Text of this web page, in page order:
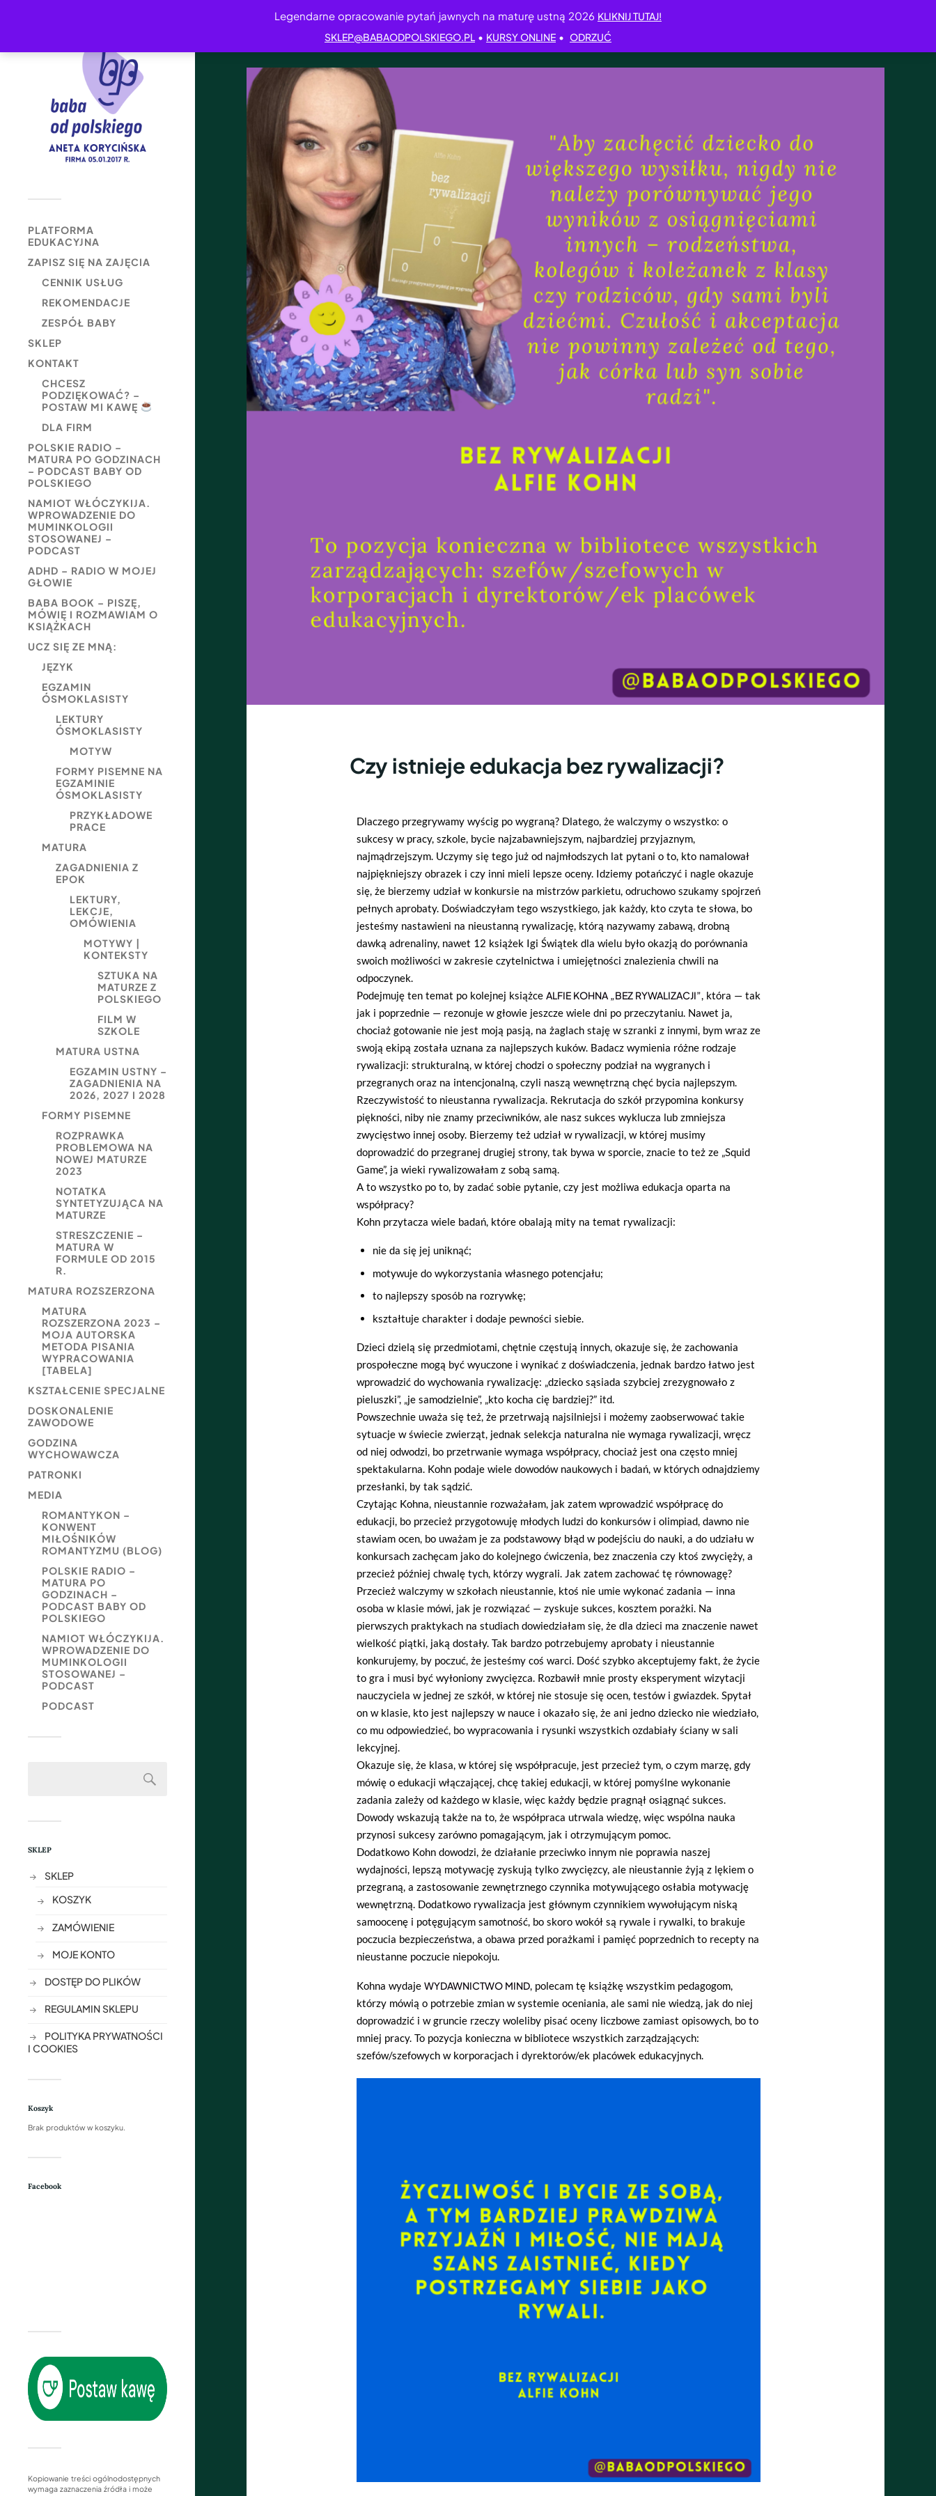
Legendarne opracowanie pytań jawnych na maturę ustną 2026 KLIKNIJ TUTAJ!
SKLEP@BABAODPOLSKIEGO.PL • KURSY ONLINE • ODRZUĆ
PLATFORMA
EDUKACYJNA
ZAPISZ SIĘ NA ZAJĘCIA
CENNIK USŁUG
REKOMENDACJE
ZESPÓŁ BABY
SKLEP
KONTAKT
CHCESZ
PODZIĘKOWAĆ? –
POSTAW MI KAWĘ
DLA FIRM
POLSKIE RADIO –
MATURA PO GODZINACH
– PODCAST BABY OD
POLSKIEGO
NAMIOT WŁÓCZYKIJA.
WPROWADZENIE DO
MUMINKOLOGII
STOSOWANEJ –
PODCAST
ADHD – RADIO W MOJEJ
GŁOWIE
BABA BOOK – PISZĘ,
MÓWIĘ I ROZMAWIAM O
KSIĄŻKACH
UCZ SIĘ ZE MNĄ:
JĘZYK
EGZAMIN
ÓSMOKLASISTY
LEKTURY
ÓSMOKLASISTY
MOTYW
FORMY PISEMNE NA
EGZAMINIE
ÓSMOKLASISTY
PRZYKŁADOWE
PRACE
MATURA
ZAGADNIENIA Z
EPOK
LEKTURY,
LEKCJE,
OMÓWIENIA
MOTYWY |
KONTEKSTY
SZTUKA NA
MATURZE Z
POLSKIEGO
FILM W
SZKOLE
MATURA USTNA
EGZAMIN USTNY –
ZAGADNIENIA NA
2026, 2027 I 2028
FORMY PISEMNE
ROZPRAWKA
PROBLEMOWA NA
NOWEJ MATURZE
2023
NOTATKA
SYNTETYZUJĄCA NA
MATURZE
STRESZCZENIE –
MATURA W
FORMULE OD 2015
R.
MATURA ROZSZERZONA
MATURA
ROZSZERZONA 2023 –
MOJA AUTORSKA
METODA PISANIA
WYPRACOWANIA
[TABELA]
KSZTAŁCENIE SPECJALNE
DOSKONALENIE
ZAWODOWE
GODZINA
WYCHOWAWCZA
PATRONKI
MEDIA
ROMANTYKON –
KONWENT
MIŁOŚNIKÓW
ROMANTYZMU (BLOG)
POLSKIE RADIO –
MATURA PO
GODZINACH –
PODCAST BABY OD
POLSKIEGO
NAMIOT WŁÓCZYKIJA.
WPROWADZENIE DO
MUMINKOLOGII
STOSOWANEJ –
PODCAST
PODCAST
SKLEP
SKLEP
KOSZYK
ZAMÓWIENIE
MOJE KONTO
DOSTĘP DO PLIKÓW
REGULAMIN SKLEPU
POLITYKA PRYWATNOŚCI
I COOKIES
Koszyk
Brak produktów w koszyku.
Facebook
Kopiowanie treści ogólnodostępnych
wymaga zaznaczenia źródła i może
Czy istnieje edukacja bez rywalizacji?
Dlaczego przegrywamy wyścig po wygraną? Dlatego, że walczymy o wszystko: o
sukcesy w pracy, szkole, bycie najzabawniejszym, najbardziej przyjaznym,
najmądrzejszym. Uczymy się tego już od najmłodszych lat pytani o to, kto namalował
najpiękniejszy obrazek i czy inni mieli lepsze oceny. Idziemy potańczyć i nagle okazuje
się, że bierzemy udział w konkursie na mistrzów parkietu, odruchowo szukamy spojrzeń
pełnych aprobaty. Doświadczyłam tego wszystkiego, jak każdy, kto czyta te słowa, bo
jesteśmy nastawieni na nieustanną rywalizację, którą nazywamy zabawą, drobną
dawką adrenaliny, nawet 12 książek Igi Świątek dla wielu było okazją do porównania
swoich możliwości w zakresie czytelnictwa i umiejętności znalezienia chwili na
odpoczynek.
Podejmuję ten temat po kolejnej książce ALFIE KOHNA „BEZ RYWALIZACJI”, która — tak
jak i poprzednie — rezonuje w głowie jeszcze wiele dni po przeczytaniu. Nawet ja,
chociaż gotowanie nie jest moją pasją, na żaglach staję w szranki z innymi, bym wraz ze
swoją ekipą została uznana za najlepszych kuków. Badacz wymienia różne rodzaje
rywalizacji: strukturalną, w której chodzi o społeczny podział na wygranych i
przegranych oraz na intencjonalną, czyli naszą wewnętrzną chęć bycia najlepszym.
Rzeczywistość to nieustanna rywalizacja. Rekrutacja do szkół przypomina konkursy
piękności, niby nie znamy przeciwników, ale nasz sukces wyklucza lub zmniejsza
zwycięstwo innej osoby. Bierzemy też udział w rywalizacji, w której musimy
doprowadzić do przegranej drugiej strony, tak bywa w sporcie, znacie to też ze „Squid
Game”, ja wieki rywalizowałam z sobą samą.
A to wszystko po to, by zadać sobie pytanie, czy jest możliwa edukacja oparta na
współpracy?
Kohn przytacza wiele badań, które obalają mity na temat rywalizacji:
nie da się jej uniknąć;
motywuje do wykorzystania własnego potencjału;
to najlepszy sposób na rozrywkę;
kształtuje charakter i dodaje pewności siebie.
Dzieci dzielą się przedmiotami, chętnie częstują innych, okazuje się, że zachowania
prospołeczne mogą być wyuczone i wynikać z doświadczenia, jednak bardzo łatwo jest
wprowadzić do wychowania rywalizację: „dziecko sąsiada szybciej zrezygnowało z
pieluszki”, „je samodzielnie”, „kto kocha cię bardziej?” itd.
Powszechnie uważa się też, że przetrwają najsilniejsi i możemy zaobserwować takie
sytuacje w świecie zwierząt, jednak selekcja naturalna nie wymaga rywalizacji, wręcz
od niej odwodzi, bo przetrwanie wymaga współpracy, chociaż jest ona często mniej
spektakularna. Kohn podaje wiele dowodów naukowych i badań, w których odnajdziemy
przesłanki, by tak sądzić.
Czytając Kohna, nieustannie rozważałam, jak zatem wprowadzić współpracę do
edukacji, bo przecież przygotowuję młodych ludzi do konkursów i olimpiad, dawno nie
stawiam ocen, bo uważam je za podstawowy błąd w podejściu do nauki, a do udziału w
konkursach zachęcam jako do kolejnego ćwiczenia, bez znaczenia czy ktoś zwycięży, a
przecież później chwalę tych, którzy wygrali. Jak zatem zachować tę równowagę?
Przecież walczymy w szkołach nieustannie, ktoś nie umie wykonać zadania — inna
osoba w klasie mówi, jak je rozwiązać — zyskuje sukces, kosztem porażki. Na
pierwszych praktykach na studiach dowiedziałam się, że dla dzieci ma znaczenie nawet
wielkość piątki, jaką dostały. Tak bardzo potrzebujemy aprobaty i nieustannie
konkurujemy, by poczuć, że jesteśmy coś warci. Dość szybko akceptujemy fakt, że życie
to gra i musi być wyłoniony zwycięzca. Rozbawił mnie prosty eksperyment wizytacji
nauczyciela w jednej ze szkół, w której nie stosuje się ocen, testów i gwiazdek. Spytał
on w klasie, kto jest najlepszy w nauce i okazało się, że ani jedno dziecko nie wiedziało,
co mu odpowiedzieć, bo wypracowania i rysunki wszystkich ozdabiały ściany w sali
lekcyjnej.
Okazuje się, że klasa, w której się współpracuje, jest przecież tym, o czym marzę, gdy
mówię o edukacji włączającej, chcę takiej edukacji, w której pomyślne wykonanie
zadania zależy od każdego w klasie, więc każdy będzie pragnął osiągnąć sukces.
Dowody wskazują także na to, że współpraca utrwala wiedzę, więc wspólna nauka
przynosi sukcesy zarówno pomagającym, jak i otrzymującym pomoc.
Dodatkowo Kohn dowodzi, że działanie przeciwko innym nie poprawia naszej
wydajności, lepszą motywację zyskują tylko zwycięzcy, ale nieustannie żyją z lękiem o
przegraną, a zastosowanie zewnętrznego czynnika motywującego osłabia motywację
wewnętrzną. Dodatkowo rywalizacja jest głównym czynnikiem wywołującym niską
samoocenę i potęgującym samotność, bo skoro wokół są rywale i rywalki, to brakuje
poczucia bezpieczeństwa, a obawa przed porażkami i pamięć poprzednich to recepty na
nieustanne poczucie niepokoju.
Kohna wydaje WYDAWNICTWO MIND, polecam tę książkę wszystkim pedagogom,
którzy mówią o potrzebie zmian w systemie oceniania, ale sami nie wiedzą, jak do niej
doprowadzić i w gruncie rzeczy woleliby pisać oceny liczbowe zamiast opisowych, bo to
mniej pracy. To pozycja konieczna w bibliotece wszystkich zarządzających:
szefów/szefowych w korporacjach i dyrektorów/ek placówek edukacyjnych.